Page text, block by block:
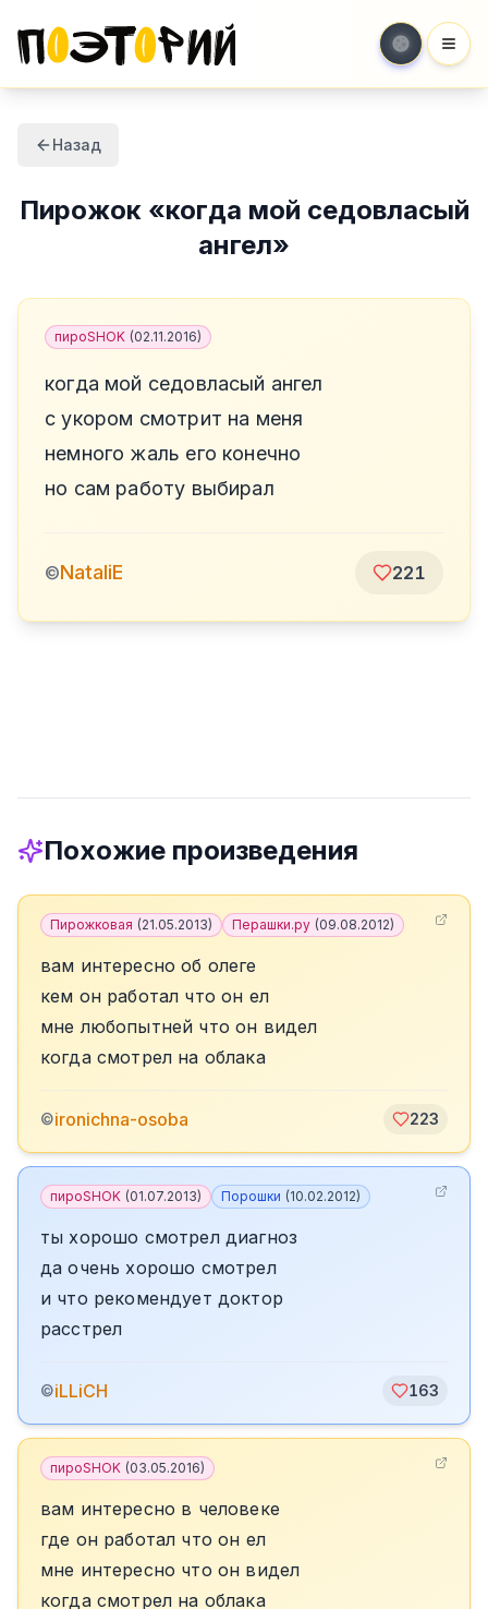
Назад
Пирожок«когда мой седовласый
ангел»
пироSHOK (02.11.2016)
когда мой седовласый ангел
с укором смотрит на меня
немного жаль его конечно
но сам работу выбирал
©NataliE 221
Похожие произведения
Пирожковая (21.05.2013) Перашки.ру (09.08.2012)
вам интересно об олеге
кем он работал что он ел
мне любопытней что он видел
когда смотрел на облака
©ironichna-osoba 223
пироSHOK (01.07.2013) Порошки (10.02.2012)
ты хорошо смотрел диагноз
да очень хорошо смотрел
и что рекомендует доктор
расстрел
©iLLiCH 163
пироSHOK (03.05.2016)
вам интересно в человеке
где он работал что он ел
мне интересно что он видел
когда смотрел на облака